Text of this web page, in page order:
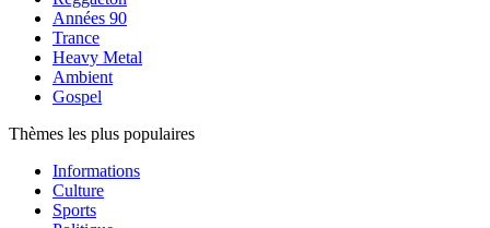
Années 90
Trance
Heavy Metal
Ambient
Gospel
Thèmes les plus populaires
Informations
Culture
Sports